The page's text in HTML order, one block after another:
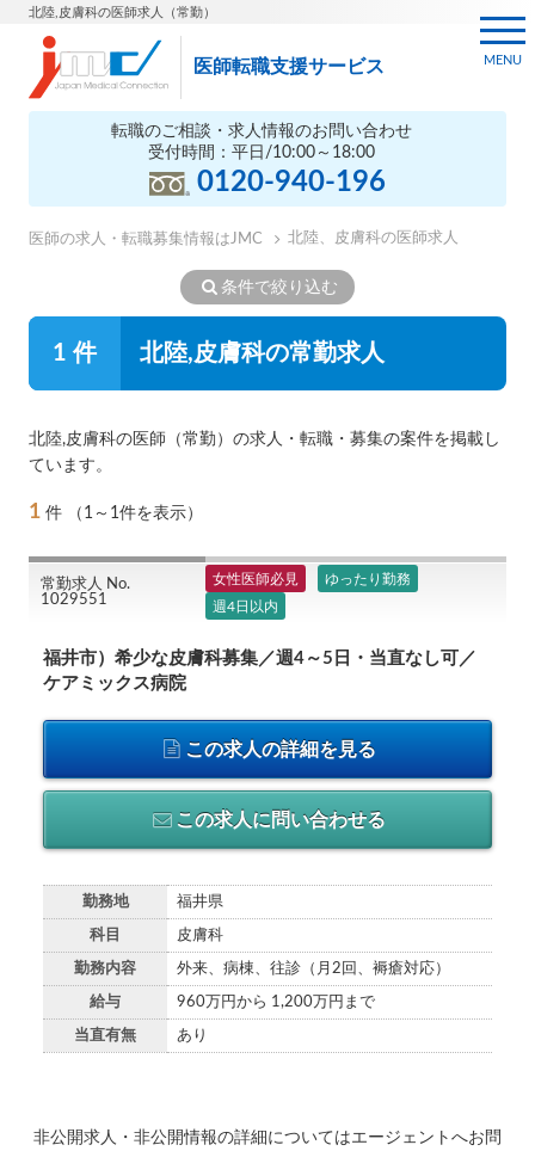
北陸,皮膚科の医師求人（常勤）
医師転職支援サービス
転職のご相談・求人情報のお問い合わせ
受付時間：平日/10:00～18:00
0120-940-196
MENU
医師の求人・転職募集情報はJMC 北陸、皮膚科の医師求人
条件で絞り込む
1 件 北陸,皮膚科の常勤求人
北陸,皮膚科の医師（常勤）の求人・転職・募集の案件を掲載し
ています。
1 件 （1～1件を表示）
常勤求人 No.
1029551
女性医師必見
ゆったり勤務
週4日以内
福井市）希少な皮膚科募集／週4～5日・当直なし可／
ケアミックス病院
この求人の詳細を見る
この求人に問い合わせる
勤務地 福井県
科目 皮膚科
勤務内容 外来、病棟、往診（月2回、褥瘡対応）
給与 960万円から 1,200万円まで
当直有無 あり
非公開求人・非公開情報の詳細についてはエージェントへお問